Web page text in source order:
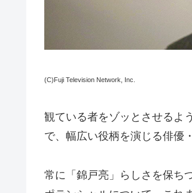
(C)Fuji Television Network, Inc.
観ている者をゾッとさせるよ
で、幅広い役柄を演じる俳優
常に「錦戸亮」らしさを保ち